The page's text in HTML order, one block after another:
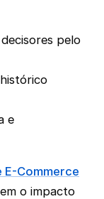
pelo
e
E-Commerce
o impacto